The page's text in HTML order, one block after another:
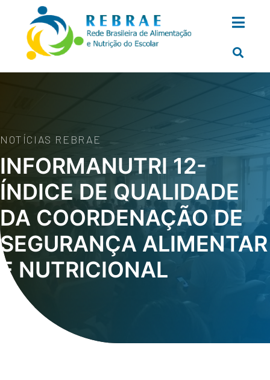
NOTÍCIAS REBRAE
INFORMANUTRI 12-
ÍNDICE DE QUALIDADE
DA COORDENAÇÃO DE
SEGURANÇA ALIMENTAR
E NUTRICIONAL